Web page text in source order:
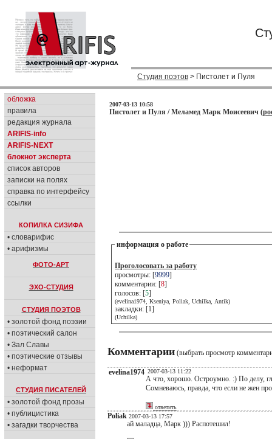
Студия поэтов > Пистолет и Пуля
обложка
правила
редакция журнала
ARIFIS-info
ARIFIS-NEXT
блокнот эксперта
список авторов
записки на полях
справка по интерфейсу
ссылки
КОПИЛКА СИЗИФА
• словарифис
• арифизмы
ФОТО-АРТ
ЭХО-СТУДИЯ
СТУДИЯ ПОЭТОВ
• золотой фонд поэзии
• поэтический салон
• Зал Славы
• поэтические отзывы
• неформат
СТУДИЯ ПИСАТЕЛЕЙ
• золотой фонд прозы
• публицистика
• загадки творчества
2007-03-13 10:58
Пистолет и Пуля / Меламед Марк Моисеевич (
информация о работе
Проголосовать за работу
просмотры: [9999]
комментарии: [8]
голосов: [5]
(evelina1974, Kseniya, Poliak, Uchilka, Antik)
закладки: [1]
(Uchilka)
Комментарии (выбрать просмотр
evelina1974 2007-03-13 11:22
А что, хорошо. Остроумно. :) По делу,
Сомневаюсь, правда, что если не жен
ответить
Poliak 2007-03-13 17:57
ай маладца, Марк ))) Распотешил!